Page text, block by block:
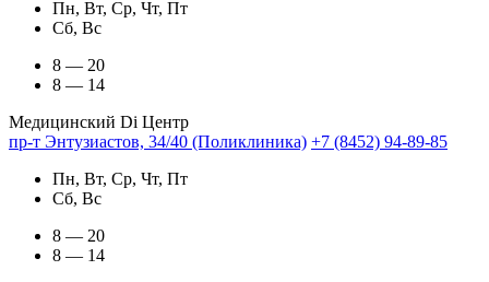
Пн, Вт, Ср, Чт, Пт
Сб, Вс
8 — 20
8 — 14
Медицинский Di Центр
пр-т Энтузиастов, 34/40 (Поликлиника) +7 (8452) 94-89-85
Пн, Вт, Ср, Чт, Пт
Сб, Вс
8 — 20
8 — 14